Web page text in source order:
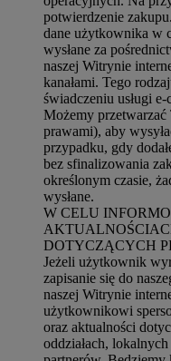
potwierdzenie
dane użytkownika w
wysłane za
naszej Witrynie
kanałami. Tego
świadczeniu usługi
Możemy
prawami), aby
przypadku, gdy
bez sfinalizowania
określonym czasie,
wysłane.
W CELU
DOTYCZĄCYCH
Jeżeli użytkownik
zapisanie się do
naszej Witrynie
użytkownikowi
oraz aktualności
oddziałach,